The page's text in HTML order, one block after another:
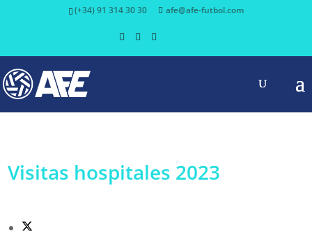
(+34) 91 314 30 30 afe@afe-futbol.com
Visitas hospitales 2023